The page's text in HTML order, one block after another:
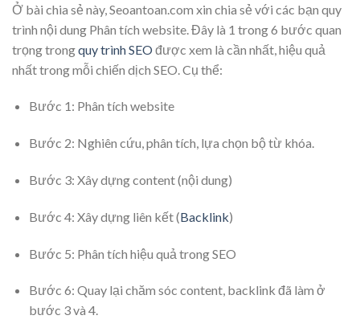
Ở bài chia sẻ này, Seoantoan.com xin chia sẻ với các bạn quy
trình nội dung Phân tích website. Đây là 1 trong 6 bước quan
trọng trongquy trình SEOđược xem là cần nhất, hiệu quả
nhất trong mỗi chiến dịch SEO. Cụ thể:
Bước 1: Phân tích website
Bước 2: Nghiên cứu, phân tích, lựa chọn bộ từ khóa.
Bước 3: Xây dựng content (nội dung)
Bước 4: Xây dựng liên kết (Backlink)
Bước 5: Phân tích hiệu quả trong SEO
Bước 6: Quay lại chăm sóc content, backlink đã làm ở
bước 3 và 4.